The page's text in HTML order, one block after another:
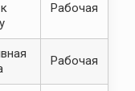
Рабочая
Рабочая